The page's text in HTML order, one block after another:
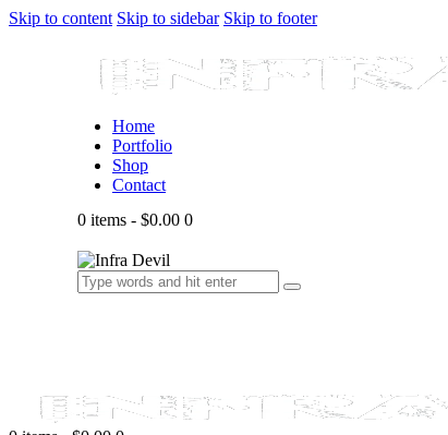
Skip to content Skip to sidebar Skip to footer
Home
Portfolio
Shop
Contact
0 items - $0.00 0